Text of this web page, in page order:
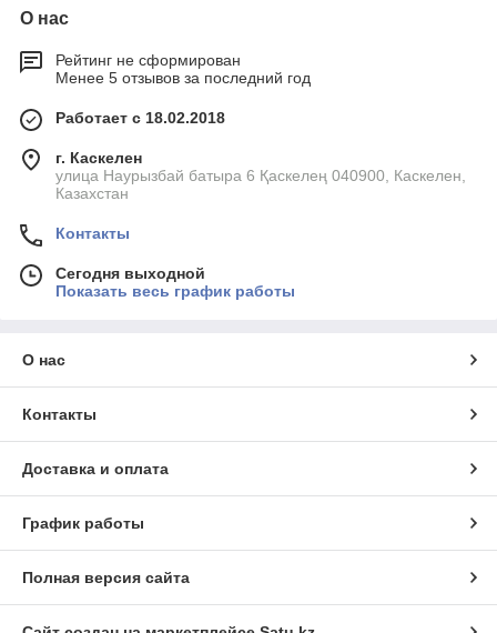
О нас
Рейтинг не сформирован
Менее 5 отзывов за последний год
Работает с 18.02.2018
г. Каскелен
улица Наурызбай батыра 6 Қаскелең 040900, Каскелен,
Казахстан
Контакты
Сегодня выходной
Показать весь график работы
О нас
Контакты
Доставка и оплата
График работы
Полная версия сайта